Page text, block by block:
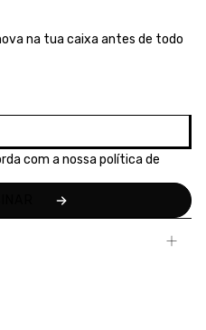
na tua caixa antes de todo
com a nossa política de